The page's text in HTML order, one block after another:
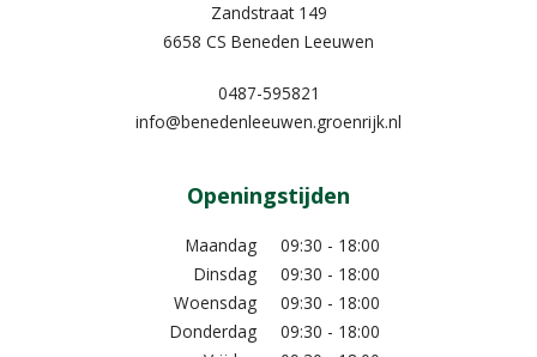
Zandstraat 149
6658 CS Beneden Leeuwen
0487-595821
info@benedenleeuwen.groenrijk.nl
Openingstijden
Maandag
09:30 - 18:00
Dinsdag
09:30 - 18:00
Woensdag
09:30 - 18:00
Donderdag
09:30 - 18:00